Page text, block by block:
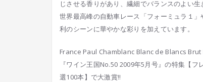
じさせる香りがあり、繊細でバランスのよい生
世界最高峰の自動車レース「フォーミュラ１」
利のシーンに華やかな彩りを加えています。
France Paul Chamblanc Blanc de Blancs
『ワイン王国No.50 2009年5月号』の特集【
選100本】で大激賞!!